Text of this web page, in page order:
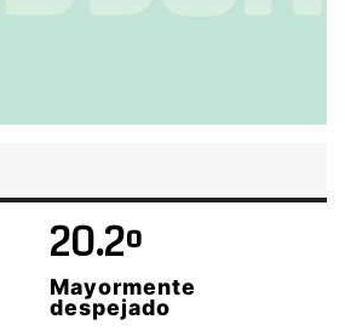
20.2º
Mayormente
despejado